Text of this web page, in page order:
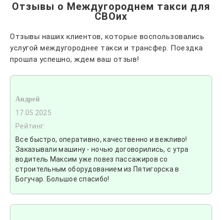
Отзывы о Междугороднем такси для
СВОих
Отзывы наших клиентов, которые воспользовались
услугой междугороднее такси и трансфер. Поездка
прошла успешно, ждем ваш отзыв!
Андрей
17.05.2025
Рейтинг:
Все быстро, оперативно, качественно и вежливо!
Заказывали машину - ночью договорились, с утра
водитель Максим уже повез пассажиров со
строительным оборудованием из Пятигорска в
Богучар. Большое спасибо!